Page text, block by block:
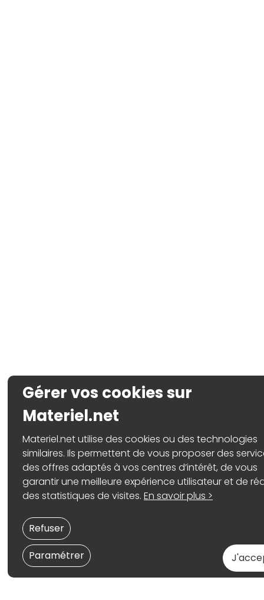
Gérer vos cookies sur
Materiel.net
Materiel.net utilise des cookies ou des technologies
similaires. Ils permettent de vous proposer des
des offres adaptés à vos centres d’intérêt, de vous
garantir une meilleure expérience utilisateur et de
des statistiques de visites.En savoir plus >
Paramétrer
Refuser